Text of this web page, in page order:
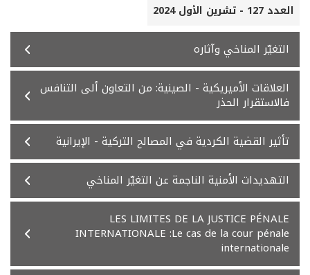
العدد 127 - تشرين الأول 2024
التغيّر المناخي وآثاره
العلاقات الأميريكية - الصينية: من التعاون ألى التنافس
فالاستقرار الحذر
تأثير القضية الكردية في المصالح التركية - الإيرانية
التهديدات الأمنية الناجمة عن التغيّر المناخي
LES LIMITES DE LA JUSTICE PÉNALE
INTERNATIONALE :Le cas de la cour pénale
internationale